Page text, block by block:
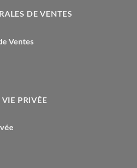
DE VENTES
Ventes
PRIVÉE